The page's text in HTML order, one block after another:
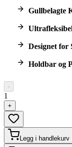
Gullbelagte
Designet for
Holdbar og
-
1
+
Legg i handlekurv